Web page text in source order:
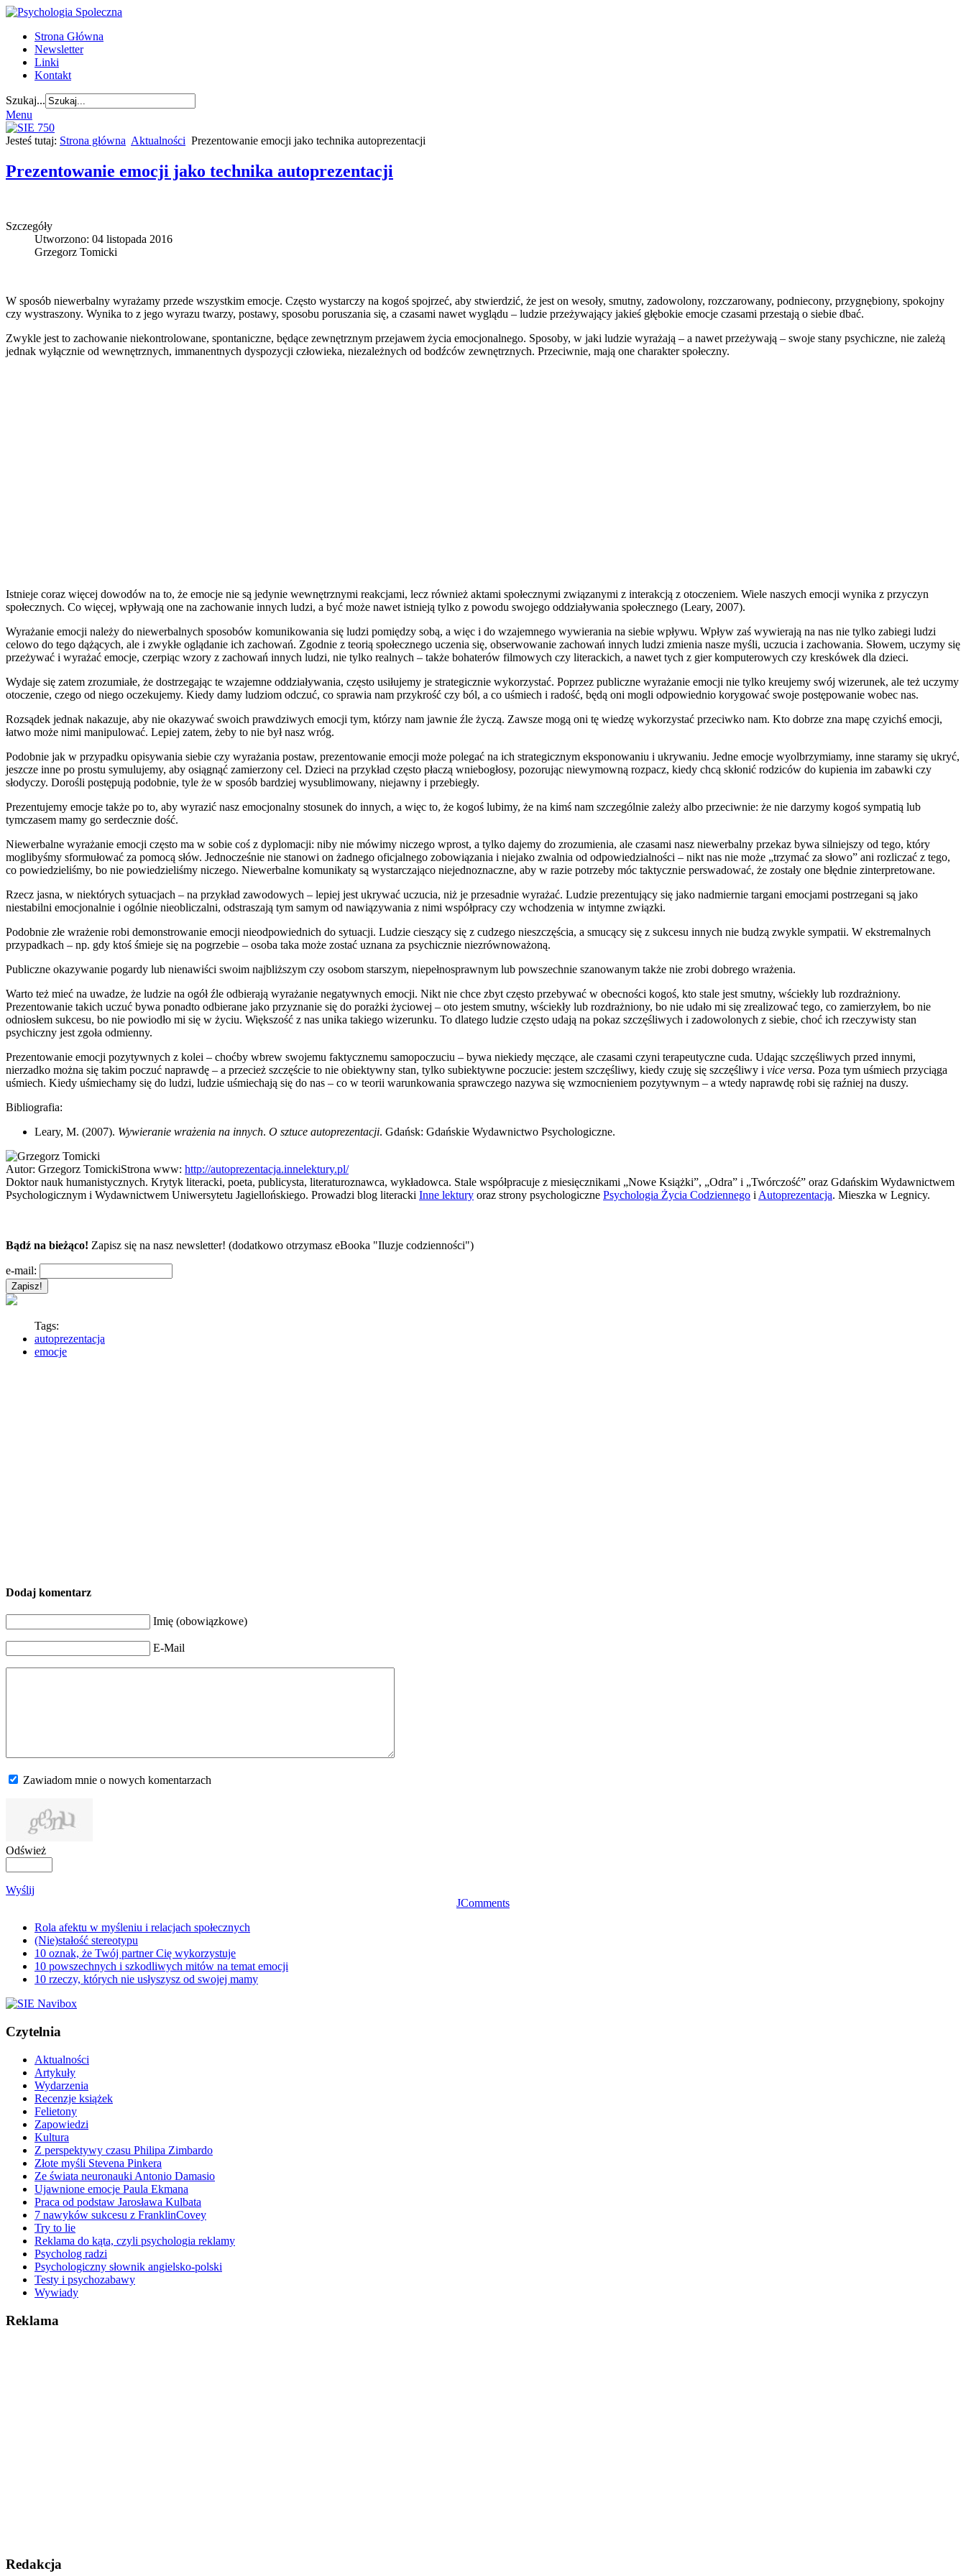
Strona Główna
Newsletter
Linki
Kontakt
Szukaj...
Menu
Jesteś tutaj: Strona główna Aktualności Prezentowanie emocji jako technika autoprezentacji
Prezentowanie emocji jako technika autoprezentacji
Szczegóły
Utworzono: 04 listopada 2016
Grzegorz Tomicki
W sposób niewerbalny wyrażamy przede wszystkim emocje. Często wystarczy na kogoś spojrzeć, aby stwierdzić, że jest on wesoły, smutny, zadowolony, rozczarowany, podniecony, przygnębiony, spokojny
czy wystraszony. Wynika to z jego wyrazu twarzy, postawy, sposobu poruszania się, a czasami nawet wyglądu – ludzie przeżywający jakieś głębokie emocje czasami przestają o siebie dbać.
Zwykle jest to zachowanie niekontrolowane, spontaniczne, będące zewnętrznym przejawem życia emocjonalnego. Sposoby, w jaki ludzie wyrażają – a nawet przeżywają – swoje stany psychiczne, nie zależą
jednak wyłącznie od wewnętrznych, immanentnych dyspozycji człowieka, niezależnych od bodźców zewnętrznych. Przeciwnie, mają one charakter społeczny.
Istnieje coraz więcej dowodów na to, że emocje nie są jedynie wewnętrznymi reakcjami, lecz również aktami społecznymi związanymi z interakcją z otoczeniem. Wiele naszych emocji wynika z przyczyn
społecznych. Co więcej, wpływają one na zachowanie innych ludzi, a być może nawet istnieją tylko z powodu swojego oddziaływania społecznego (Leary, 2007).
Wyrażanie emocji należy do niewerbalnych sposobów komunikowania się ludzi pomiędzy sobą, a więc i do wzajemnego wywierania na siebie wpływu. Wpływ zaś wywierają na nas nie tylko zabiegi ludzi
celowo do tego dążących, ale i zwykłe oglądanie ich zachowań. Zgodnie z teorią społecznego uczenia się, obserwowanie zachowań innych ludzi zmienia nasze myśli, uczucia i zachowania. Słowem, uczymy się
przeżywać i wyrażać emocje, czerpiąc wzory z zachowań innych ludzi, nie tylko realnych – także bohaterów filmowych czy literackich, a nawet tych z gier komputerowych czy kreskówek dla dzieci.
Wydaje się zatem zrozumiałe, że dostrzegając te wzajemne oddziaływania, często usiłujemy je strategicznie wykorzystać. Poprzez publiczne wyrażanie emocji nie tylko kreujemy swój wizerunek, ale też uczymy
otoczenie, czego od niego oczekujemy. Kiedy damy ludziom odczuć, co sprawia nam przykrość czy ból, a co uśmiech i radość, będą oni mogli odpowiednio korygować swoje postępowanie wobec nas.
Rozsądek jednak nakazuje, aby nie okazywać swoich prawdziwych emocji tym, którzy nam jawnie źle życzą. Zawsze mogą oni tę wiedzę wykorzystać przeciwko nam. Kto dobrze zna mapę czyichś emocji,
łatwo może nimi manipulować. Lepiej zatem, żeby to nie był nasz wróg.
Podobnie jak w przypadku opisywania siebie czy wyrażania postaw, prezentowanie emocji może polegać na ich strategicznym eksponowaniu i ukrywaniu. Jedne emocje wyolbrzymiamy, inne staramy się ukryć,
jeszcze inne po prostu symulujemy, aby osiągnąć zamierzony cel. Dzieci na przykład często płaczą wniebogłosy, pozorując niewymowną rozpacz, kiedy chcą skłonić rodziców do kupienia im zabawki czy
słodyczy. Dorośli postępują podobnie, tyle że w sposób bardziej wysublimowany, niejawny i przebiegły.
Prezentujemy emocje także po to, aby wyrazić nasz emocjonalny stosunek do innych, a więc to, że kogoś lubimy, że na kimś nam szczególnie zależy albo przeciwnie: że nie darzymy kogoś sympatią lub
tymczasem mamy go serdecznie dość.
Niewerbalne wyrażanie emocji często ma w sobie coś z dyplomacji: niby nie mówimy niczego wprost, a tylko dajemy do zrozumienia, ale czasami nasz niewerbalny przekaz bywa silniejszy od tego, który
moglibyśmy sformułować za pomocą słów. Jednocześnie nie stanowi on żadnego oficjalnego zobowiązania i niejako zwalnia od odpowiedzialności – nikt nas nie może „trzymać za słowo” ani rozliczać z tego,
co powiedzieliśmy, bo nie powiedzieliśmy niczego. Niewerbalne komunikaty są wystarczająco niejednoznaczne, aby w razie potrzeby móc taktycznie perswadować, że zostały one błędnie zinterpretowane.
Rzecz jasna, w niektórych sytuacjach – na przykład zawodowych – lepiej jest ukrywać uczucia, niż je przesadnie wyrażać. Ludzie prezentujący się jako nadmiernie targani emocjami postrzegani są jako
niestabilni emocjonalnie i ogólnie nieobliczalni, odstraszają tym samym od nawiązywania z nimi współpracy czy wchodzenia w intymne związki.
Podobnie złe wrażenie robi demonstrowanie emocji nieodpowiednich do sytuacji. Ludzie cieszący się z cudzego nieszczęścia, a smucący się z sukcesu innych nie budzą zwykle sympatii. W ekstremalnych
przypadkach – np. gdy ktoś śmieje się na pogrzebie – osoba taka może zostać uznana za psychicznie niezrównoważoną.
Publiczne okazywanie pogardy lub nienawiści swoim najbliższym czy osobom starszym, niepełnosprawnym lub powszechnie szanowanym także nie zrobi dobrego wrażenia.
Warto też mieć na uwadze, że ludzie na ogół źle odbierają wyrażanie negatywnych emocji. Nikt nie chce zbyt często przebywać w obecności kogoś, kto stale jest smutny, wściekły lub rozdrażniony.
Prezentowanie takich uczuć bywa ponadto odbierane jako przyznanie się do porażki życiowej – oto jestem smutny, wściekły lub rozdrażniony, bo nie udało mi się zrealizować tego, co zamierzyłem, bo nie
odniosłem sukcesu, bo nie powiodło mi się w życiu. Większość z nas unika takiego wizerunku. To dlatego ludzie często udają na pokaz szczęśliwych i zadowolonych z siebie, choć ich rzeczywisty stan
psychiczny jest zgoła odmienny.
Prezentowanie emocji pozytywnych z kolei – choćby wbrew swojemu faktycznemu samopoczuciu – bywa niekiedy męczące, ale czasami czyni terapeutyczne cuda. Udając szczęśliwych przed innymi,
nierzadko można się takim poczuć naprawdę – a przecież szczęście to nie obiektywny stan, tylko subiektywne poczucie: jestem szczęśliwy, kiedy czuję się szczęśliwy i vice versa. Poza tym uśmiech przyciąga
uśmiech. Kiedy uśmiechamy się do ludzi, ludzie uśmiechają się do nas – co w teorii warunkowania sprawczego nazywa się wzmocnieniem pozytywnym – a wtedy naprawdę robi się raźniej na duszy.
Bibliografia:
Leary, M. (2007). Wywieranie wrażenia na innych. O sztuce autoprezentacji. Gdańsk: Gdańskie Wydawnictwo Psychologiczne.
Autor: Grzegorz TomickiStrona www: http://autoprezentacja.innelektury.pl/
Doktor nauk humanistycznych. Krytyk literacki, poeta, publicysta, literaturoznawca, wykładowca. Stale współpracuje z miesięcznikami „Nowe Książki”, „Odra” i „Twórczość” oraz Gdańskim Wydawnictwem
Psychologicznym i Wydawnictwem Uniwersytetu Jagiellońskiego. Prowadzi blog literacki Inne lektury oraz strony psychologiczne Psychologia Życia Codziennego i Autoprezentacja. Mieszka w Legnicy.
Bądź na bieżąco! Zapisz się na nasz newsletter! (dodatkowo otrzymasz eBooka "Iluzje codzienności")
e-mail:
Tags:
autoprezentacja
emocje
Dodaj komentarz
Imię (obowiązkowe)
E-Mail
Zawiadom mnie o nowych komentarzach
Odśwież
Wyślij
JComments
Rola afektu w myśleniu i relacjach społecznych
(Nie)stałość stereotypu
10 oznak, że Twój partner Cię wykorzystuje
10 powszechnych i szkodliwych mitów na temat emocji
10 rzeczy, których nie usłyszysz od swojej mamy
Czytelnia
Aktualności
Artykuły
Wydarzenia
Recenzje książek
Felietony
Zapowiedzi
Kultura
Z perspektywy czasu Philipa Zimbardo
Złote myśli Stevena Pinkera
Ze świata neuronauki Antonio Damasio
Ujawnione emocje Paula Ekmana
Praca od podstaw Jarosława Kulbata
7 nawyków sukcesu z FranklinCovey
Try to lie
Reklama do kąta, czyli psychologia reklamy
Psycholog radzi
Psychologiczny słownik angielsko-polski
Testy i psychozabawy
Wywiady
Reklama
Redakcja